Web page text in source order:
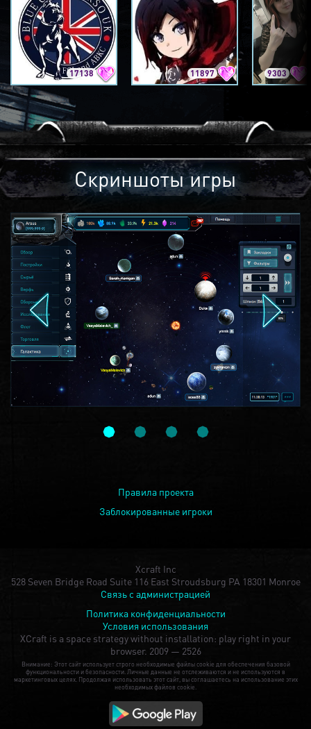
17138 11897 9303
Скриншоты игры
Правила проекта
Заблокированные игроки
Xcraft Inc
528 Seven Bridge Road Suite 116 East Stroudsburg PA 18301 Monroe
Связь с администрацией
Политика конфиденциальности
Условия использования
XCraft is a space strategy without installation: play right in your
browser. 2009 — 2526
Внимание: Этот сайт использует строго необходимые файлы cookie для обеспечения базовой
функциональности и безопасности. Личные данные не отслеживаются и не используются в
маркетинговых целях. Продолжая использовать этот сайт, вы соглашаетесь на использование этих
необходимых файлов cookie.